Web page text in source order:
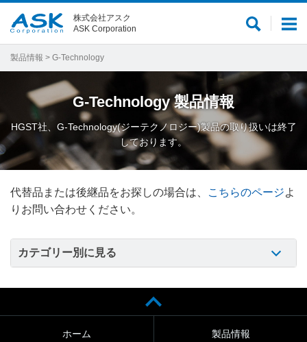
メ
ー
サ
内
株式会社アスク
ASK Corporation
製品情報 > G-Technology
G-Technology 製品情報
HGST社、G-Technology(ジーテクノロジー)製品の取り扱いは終了
しております。
代替品または後継品をお探しの場合は、 こちらのページよ
りお問い合わせください。
カテゴリー別に見る
ホーム 製品情報